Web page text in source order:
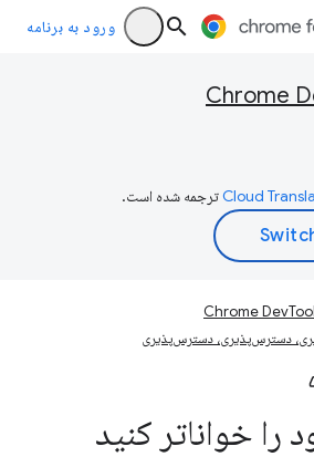
ورود به برنامه
Chrome
ترجمه شده است.
Chrome
دسترس‌پذیری، دسترس‌پذیری
خواناتر کنید